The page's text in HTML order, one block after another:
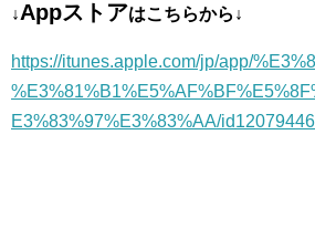
↓Appストアはこちらから↓
https://itunes.apple.com/jp/app/
E3%83%97%E3%83%AA/